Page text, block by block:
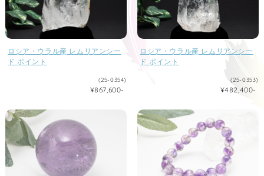
ロシア・ウラル産 レムリアンシー
ド ポイント
(25-0354)
¥867,600-
ロシア・ウラル産 レムリアンシー
ド ポイント
(25-0353)
¥482,400-